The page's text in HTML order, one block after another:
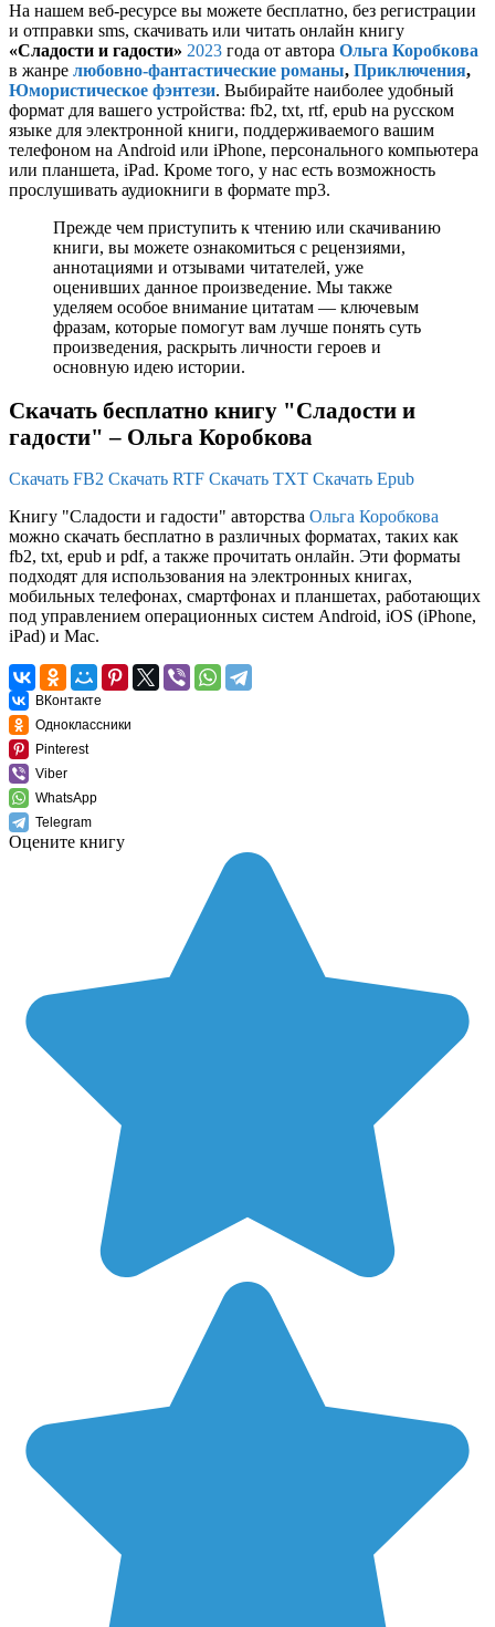
На нашем веб-ресурсе вы можете бесплатно, без регистрации
и отправки sms, скачивать или читать онлайн книгу
«Сладости и гадости» 2023 года от автора Ольга Коробкова
в жанре любовно-фантастические романы, Приключения,
Юмористическое фэнтези. Выбирайте наиболее удобный
формат для вашего устройства: fb2, txt, rtf, epub на русском
языке для электронной книги, поддерживаемого вашим
телефоном на Android или iPhone, персонального компьютера
или планшета, iPad. Кроме того, у нас есть возможность
прослушивать аудиокниги в формате mp3.
Прежде чем приступить к чтению или скачиванию
книги, вы можете ознакомиться с рецензиями,
аннотациями и отзывами читателей, уже
оценивших данное произведение. Мы также
уделяем особое внимание цитатам — ключевым
фразам, которые помогут вам лучше понять суть
произведения, раскрыть личности героев и
основную идею истории.
Скачать бесплатно книгу "Сладости и
гадости" – Ольга Коробкова
Скачать FB2 Скачать RTF Скачать TXT Скачать Epub
Книгу "Сладости и гадости" авторства Ольга Коробкова
можно скачать бесплатно в различных форматах, таких как
fb2, txt, epub и pdf, а также прочитать онлайн. Эти форматы
подходят для использования на электронных книгах,
мобильных телефонах, смартфонах и планшетах, работающих
под управлением операционных систем Android, iOS (iPhone,
iPad) и Mac.
ВКонтакте
Одноклассники
Pinterest
Viber
WhatsApp
Telegram
Оцените книгу